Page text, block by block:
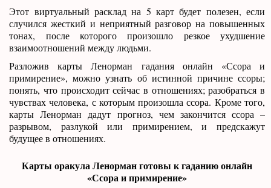
Этот виртуальный расклад на 5 карт будет полезен, если
случился жесткий и неприятный разговор на повышенных
тонах, после которого произошло резкое ухудшение
взаимоотношений между людьми.
Разложив карты Ленорман гадания онлайн «Ссора и
примирение», можно узнать об истинной причине ссоры;
понять, что происходит сейчас в отношениях; разобраться в
чувствах человека, с которым произошла ссора. Кроме того,
карты Ленорман дадут прогноз, чем закончится ссора –
разрывом, разлукой или примирением, и предскажут
будущее в отношениях.
Карты оракула Ленорман готовы к гаданию онлайн
«Ссора и примирение»